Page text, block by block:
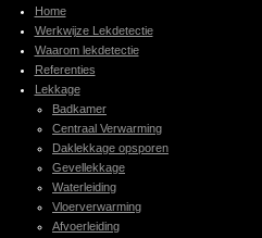
Home
Werkwijze Lekdetectie
Waarom lekdetectie
Referenties
Lekkage
Badkamer
Centraal Verwarming
Daklekkage opsporen
Gevellekkage
Waterleiding
Vloerverwarming
Afvoerleiding